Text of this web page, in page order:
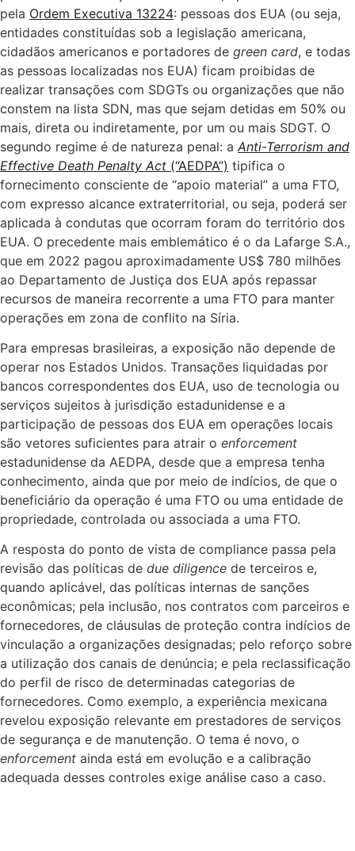
pela Ordem Executiva 13224: pessoas dos EUA (ou seja,
entidades constituídas sob a legislação americana,
cidadãos americanos e portadores de green card, e todas
as pessoas localizadas nos EUA) ficam proibidas de
realizar transações com SDGTs ou organizações que não
constem na lista SDN, mas que sejam detidas em 50% ou
mais, direta ou indiretamente, por um ou mais SDGT. O
segundo regime é de natureza penal: a Anti-Terrorism and
Effective Death Penalty Act (“AEDPA”) tipifica o
fornecimento consciente de “apoio material” a uma FTO,
com expresso alcance extraterritorial, ou seja, poderá ser
aplicada à condutas que ocorram foram do território dos
EUA. O precedente mais emblemático é o da Lafarge S.A.,
que em 2022 pagou aproximadamente US$ 780 milhões
ao Departamento de Justiça dos EUA após repassar
recursos de maneira recorrente a uma FTO para manter
operações em zona de conflito na Síria.
Para empresas brasileiras, a exposição não depende de
operar nos Estados Unidos. Transações liquidadas por
bancos correspondentes dos EUA, uso de tecnologia ou
serviços sujeitos à jurisdição estadunidense e a
participação de pessoas dos EUA em operações locais
são vetores suficientes para atrair o enforcement
estadunidense da AEDPA, desde que a empresa tenha
conhecimento, ainda que por meio de indícios, de que o
beneficiário da operação é uma FTO ou uma entidade de
propriedade, controlada ou associada a uma FTO.
A resposta do ponto de vista de compliance passa pela
revisão das políticas de due diligence de terceiros e,
quando aplicável, das políticas internas de sanções
econômicas; pela inclusão, nos contratos com parceiros e
fornecedores, de cláusulas de proteção contra indícios de
vinculação a organizações designadas; pelo reforço sobre
a utilização dos canais de denúncia; e pela reclassificação
do perfil de risco de determinadas categorias de
fornecedores. Como exemplo, a experiência mexicana
revelou exposição relevante em prestadores de serviços
de segurança e de manutenção. O tema é novo, o
enforcement ainda está em evolução e a calibração
adequada desses controles exige análise caso a caso.